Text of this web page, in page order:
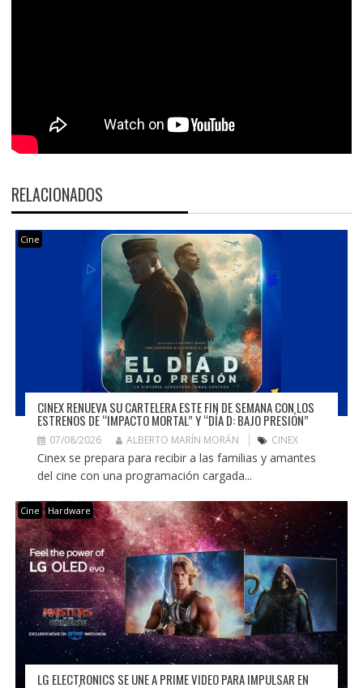
RELACIONADOS
Cine
CINEX RENUEVA SU CARTELERA ESTE FIN DE SEMANA CON LOS
ESTRENOS DE “IMPACTO MORTAL” Y “DÍA D: BAJO PRESIÓN”
07/08/2026 ALBERTO MARÍN MORÁN CINEX
Cinex se prepara para recibir a las familias y amantes
del cine con una programación cargada...
Cine Hardware
LG ELECTRONICS SE UNE A PRIME VIDEO PARA IMPULSAR EN